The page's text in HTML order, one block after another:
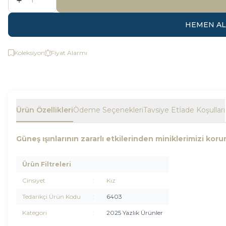
HEMEN AL
Koleksiyon Fiyat Alarmı
Ürün ÖzellikleriÖdeme SeçenekleriTavsiye Etİade Koşulları
Güneş ışınlarının zararlı etkilerinden miniklerimizi
Ürün Filtreleri
Cinsiyet : Kız
Tedarikçi Ürün Kodu : 6403
Kategori : 2025 Yazlık Ürünler